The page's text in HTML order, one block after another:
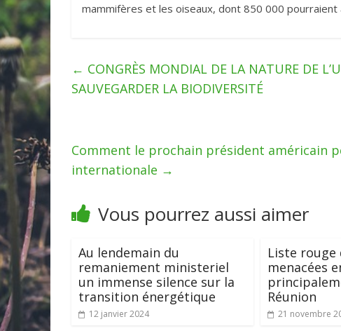
mammifères et les oiseaux, dont 850 000 pourraient
← CONGRÈS MONDIAL DE LA NATURE DE
SAUVEGARDER LA BIODIVERSITÉ
Comment le prochain président américain
internationale →
Vous pourrez aussi aimer
Au lendemain du
remaniement ministeriel
un immense silence sur la
transition énergétique
12 janvier 2024
Liste rouge
menacées
Réunion
21 novembre